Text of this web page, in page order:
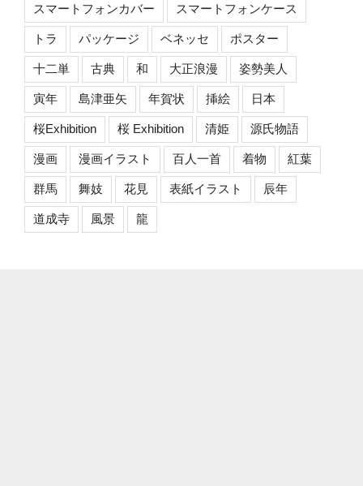
スマートフォンカバー スマートフォンケース
トラ パッケージ ベネッセ ポスター
十二単 古典 和 大正浪漫 姿勢美人
寅年 島津亜矢 年賀状 挿絵 日本
桜Exhibition 桜 Exhibition 清姫 源氏物語
漫画 漫画イラスト 百人一首 着物 紅葉
群馬 舞妓 花見 表紙イラスト 辰年
道成寺 風景 龍